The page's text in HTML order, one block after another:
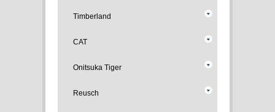
Timberland
CAT
Onitsuka Tiger
Reusch